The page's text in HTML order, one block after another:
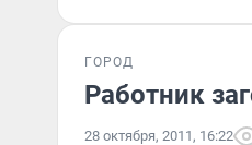
ГОРОД
Работник
28 октября, 2011, 16:22